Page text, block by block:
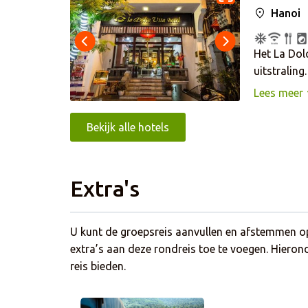
kamers
voorzien
badkamer
Hanoi
Het La
gratis
houten
Lees meer
Bekijk alle hotels
Extra's
U kunt de groepsreis aanvullen en afstemmen
extra’s aan deze rondreis toe te voegen.
reis bieden.